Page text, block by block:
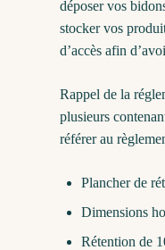
déposer vos
stocker vos
d’accès afin
Rappel de la
plusieurs
référer au
Plancher de
Dimensions
Rétention de